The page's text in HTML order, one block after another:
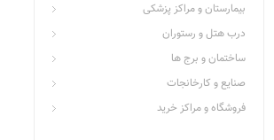
بیمارستان و مراکز پزشکی
درب هتل و رستوران
ساختمان و برج ها
صنایع و کارخانجات
فروشگاه و مراکز خرید